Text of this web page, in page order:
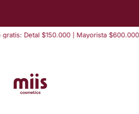
Detal $150.000 | Mayorista $600.000